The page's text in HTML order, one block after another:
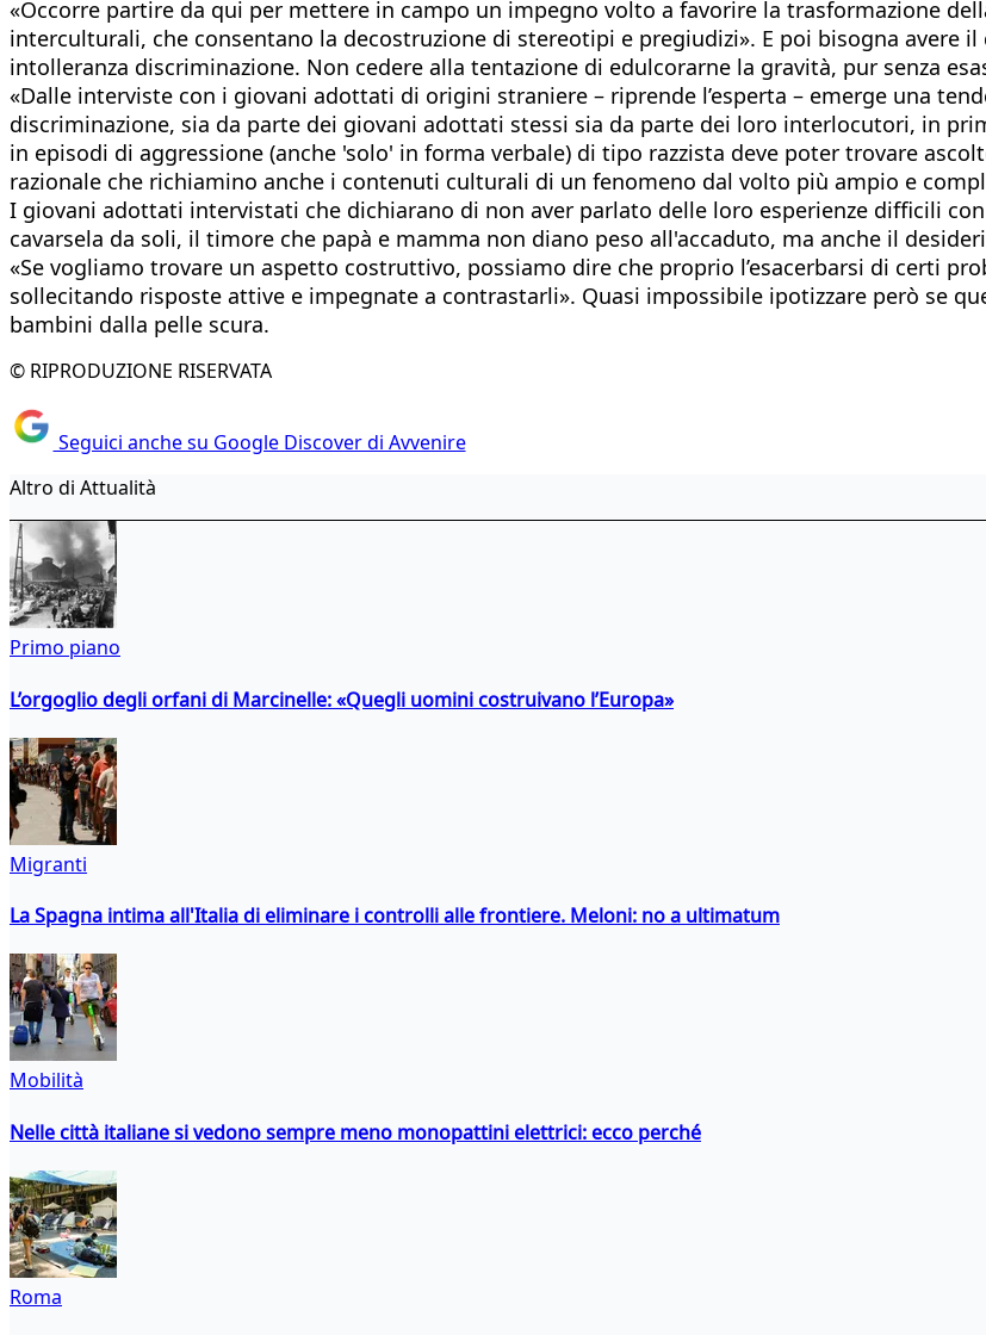
«Occorre partire da qui per mettere in campo un impegno volto a favorire la trasformazione
interculturali, che consentano la decostruzione di stereotipi e pregiudizi». E poi bisogna avere
intolleranza discriminazione. Non cedere alla tentazione di edulcorarne la gravità, pur senza
«Dalle interviste con i giovani adottati di origini straniere – riprende l’esperta – emerge una
discriminazione, sia da parte dei giovani adottati stessi sia da parte dei loro interlocutori, in
in episodi di aggressione (anche 'solo' in forma verbale) di tipo razzista deve poter trovare
razionale che richiamino anche i contenuti culturali di un fenomeno dal volto più ampio e
I giovani adottati intervistati che dichiarano di non aver parlato delle loro esperienze difficili
cavarsela da soli, il timore che papà e mamma non diano peso all'accaduto, ma anche il
«Se vogliamo trovare un aspetto costruttivo, possiamo dire che proprio l’esacerbarsi di certi
sollecitando risposte attive e impegnate a contrastarli». Quasi impossibile ipotizzare però se
bambini dalla pelle scura.
© RIPRODUZIONE RISERVATA
Seguici anche su Google Discover di Avvenire
Altro di Attualità
Primo piano
L’orgoglio degli orfani di Marcinelle: «Quegli uomini costruivano l’Europa»
Migranti
La Spagna intima all'Italia di eliminare i controlli alle frontiere. Meloni: no a ultimatum
Mobilità
Nelle città italiane si vedono sempre meno monopattini elettrici: ecco perché
Roma